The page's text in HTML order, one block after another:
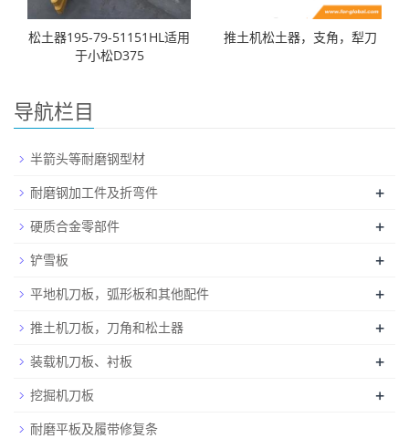
松土器195-79-51151HL适用
于小松D375
推土机松土器，支角，犁刀
导航栏目
半箭头等耐磨钢型材
耐磨钢加工件及折弯件
+
硬质合金零部件 +
铲雪板 +
平地机刀板，弧形板和其他配件 +
推土机刀板，刀角和松土器 +
装载机刀板、衬板 +
挖掘机刀板 +
耐磨平板及履带修复条